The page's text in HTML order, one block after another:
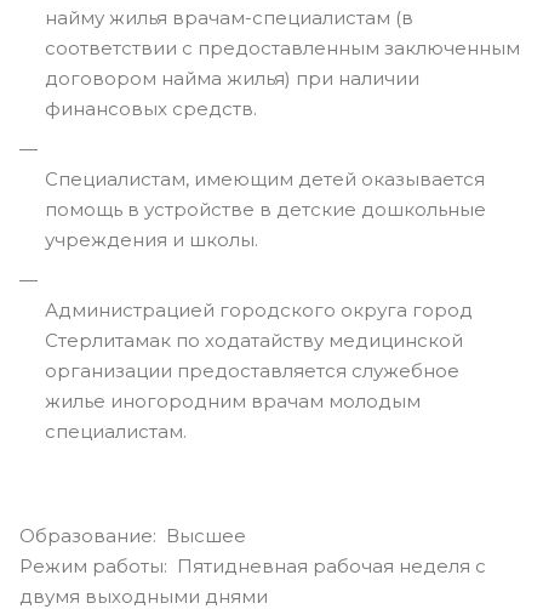
найму жилья врачам-специалистам (в
соответствии с предоставленным заключенным
договором найма жилья) при наличии
финансовых средств.
Специалистам, имеющим детей оказывается
помощь в устройстве в детские дошкольные
учреждения и школы.
Администрацией городского округа город
Стерлитамак по ходатайству медицинской
организации предоставляется служебное
жилье иногородним врачам молодым
специалистам.
Образование: Высшее
Режим работы: Пятидневная рабочая неделя с
двумя выходными днями